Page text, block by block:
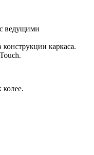
ведущими
каркаса.
колее.